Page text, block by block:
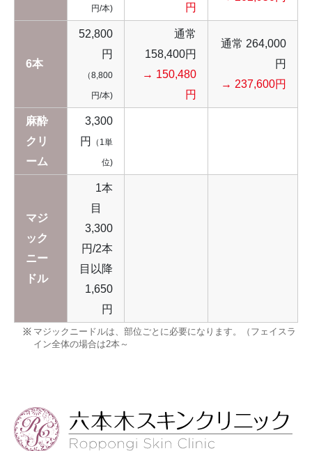
円/本) 円
6本
52,800
円
（8,800
円/本)
通常
158,400円
→ 150,480
円
通常 264,000
円
→ 237,600円
麻酔
クリ
ーム
3,300
円
（1単
位)
マジ
ック
ニー
ドル
1本
目
3,300
円/2本
目以降
1,650
円
マジックニードルは、部位ごとに必要になります。（フェイスラ
イン全体の場合は2本～